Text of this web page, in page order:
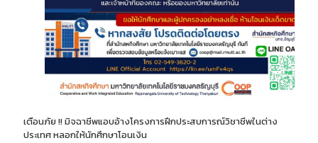
เตือนภัย !! มิจฉาชีพแอบอ้างโครงการฝึกประสบการณ์วิชาชีพในต่าง
ประเทศ หลอกให้นักศึกษาโอนเงิน